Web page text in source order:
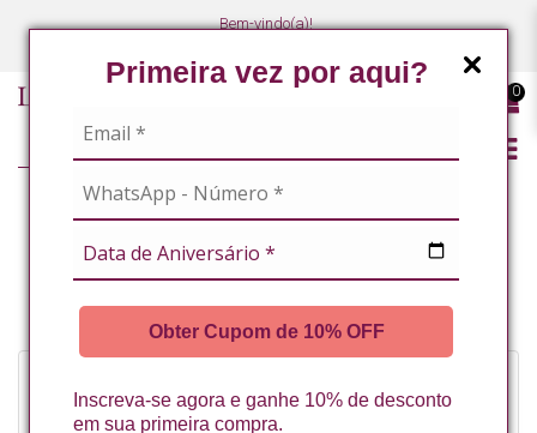
Primeira vez por aqui?
Obter Cupom de 10% OFF
Inscreva-se agora e ganhe 10% de desconto
em sua primeira compra.
Bem-vindo(a)!
0
REFIL CREME OITO ATIVOS 1KG LA VERTUAN* (A)